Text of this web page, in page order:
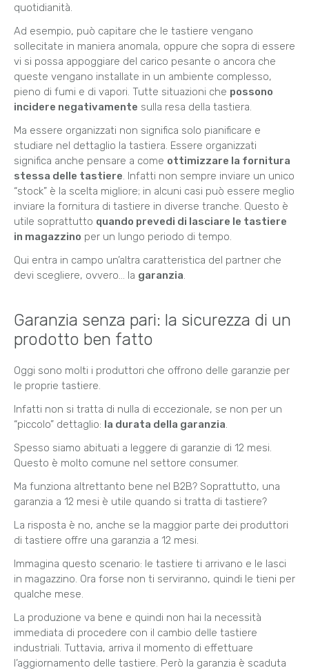
quotidianità.
Ad esempio, può capitare che le tastiere vengano
sollecitate in maniera anomala, oppure che sopra di essere
vi si possa appoggiare del carico pesante o ancora che
queste vengano installate in un ambiente complesso,
pieno di fumi e di vapori. Tutte situazioni che possono
incidere negativamente sulla resa della tastiera.
Ma essere organizzati non significa solo pianificare e
studiare nel dettaglio la tastiera. Essere organizzati
significa anche pensare a come ottimizzare la fornitura
stessa delle tastiere. Infatti non sempre inviare un unico
“stock” è la scelta migliore; in alcuni casi può essere meglio
inviare la fornitura di tastiere in diverse tranche. Questo è
utile soprattutto quando prevedi di lasciare le tastiere
in magazzino per un lungo periodo di tempo.
Qui entra in campo un’altra caratteristica del partner che
devi scegliere, ovvero… la garanzia.
Garanzia senza pari: la sicurezza di un
prodotto ben fatto
Oggi sono molti i produttori che offrono delle garanzie per
le proprie tastiere.
Infatti non si tratta di nulla di eccezionale, se non per un
“piccolo” dettaglio: la durata della garanzia.
Spesso siamo abituati a leggere di garanzie di 12 mesi.
Questo è molto comune nel settore consumer.
Ma funziona altrettanto bene nel B2B? Soprattutto, una
garanzia a 12 mesi è utile quando si tratta di tastiere?
La risposta è no, anche se la maggior parte dei produttori
di tastiere offre una garanzia a 12 mesi.
Immagina questo scenario: le tastiere ti arrivano e le lasci
in magazzino. Ora forse non ti serviranno, quindi le tieni per
qualche mese.
La produzione va bene e quindi non hai la necessità
immediata di procedere con il cambio delle tastiere
industriali. Tuttavia, arriva il momento di effettuare
l’aggiornamento delle tastiere. Però la garanzia è scaduta